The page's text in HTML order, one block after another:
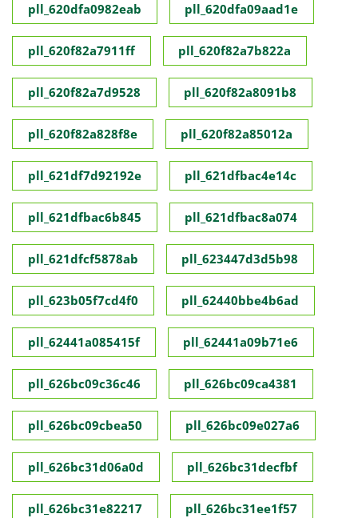
pll_620dfa0982eab pll_620dfa09aad1e
pll_620f82a7911ff pll_620f82a7b822a
pll_620f82a7d9528 pll_620f82a8091b8
pll_620f82a828f8e pll_620f82a85012a
pll_621df7d92192e pll_621dfbac4e14c
pll_621dfbac6b845 pll_621dfbac8a074
pll_621dfcf5878ab pll_623447d3d5b98
pll_623b05f7cd4f0 pll_62440bbe4b6ad
pll_62441a085415f pll_62441a09b71e6
pll_626bc09c36c46 pll_626bc09ca4381
pll_626bc09cbea50 pll_626bc09e027a6
pll_626bc31d06a0d pll_626bc31decfbf
pll_626bc31e82217 pll_626bc31ee1f57